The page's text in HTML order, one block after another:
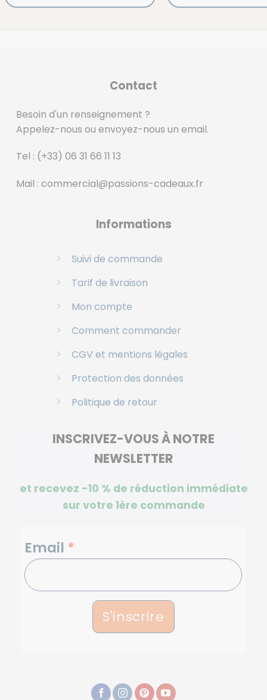
Contact
Besoin d'un renseignement ?
Appelez-nous ou envoyez-nous un email.
Tel : (+33) 06 31 66 11 13
Mail : commercial@passions-cadeaux.fr
Informations
Suivi de commande
Tarif de livraison
Mon compte
Comment commander
CGV et mentions légales
Protection des données
Politique de retour
INSCRIVEZ-VOUS À NOTRE
NEWSLETTER
et recevez -10 % de réduction immédiate
sur votre 1ère commande
NEWSLETTERS
Email *
S'inscrire